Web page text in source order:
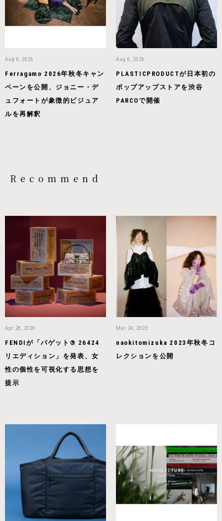
Aug 6, 2026
Ferragamo 2026年秋冬キャン
ペーンを公開、ジョニー・デ
ュフォートが象徴的ビジュア
ルを再解釈
Aug 6, 2026
PLASTICPRODUCTが日本初の
ポップアップストアを渋谷
PARCOで開催
Recommend
Apr 28, 2026
FENDIが「バゲット® 26424
リエディション」を発表、女
性の個性を可視化する思想を
提示
Mar 24, 2023
naokitomizuka 2023年秋冬コ
レクションを公開